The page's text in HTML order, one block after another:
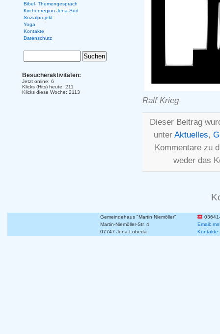
Ralf Krieg
Dieser Beitrag
unter Aktuelles,
Kommentare zu
weder das
Bibel- Themengespräch
Kirchenregion Jena-Süd
Sozialprojekt
Yoga
Kontakte
Datenschutz
Besucheraktivitäten:
Jetzt online: 6
Klicks (Hits) heute: 211
Klicks diese Woche: 2113
Gemeindehaus "Martin Niemöller"
Martin-Niemöller-Str. 4
Email:
07747 Jena-Lobeda